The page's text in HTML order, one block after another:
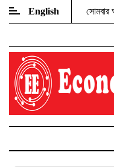
English